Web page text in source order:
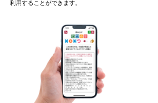
利用することができます。